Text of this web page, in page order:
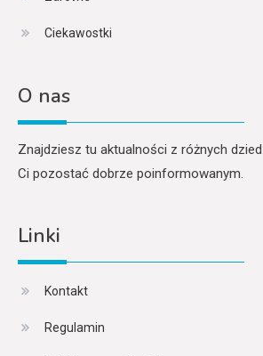
Ciekawostki
O nas
Znajdziesz tu aktualności z różnych
Ci pozostać dobrze poinformowanym.
Linki
Kontakt
Regulamin